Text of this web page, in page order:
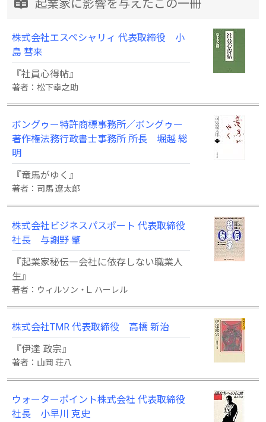
起業家に影響を与えたこの一冊
株式会社エスペシャリィ 代表取締役 小
島 彗来
『社員心得帖』
著者：松下幸之助
ボングゥー特許商標事務所／ボングゥー
著作権法務行政書士事務所 所長 堀越 総
明
『竜馬がゆく』
著者：司馬 遼太郎
株式会社ビジネスパスポート 代表取締役
社長 与謝野 肇
『起業家秘伝―会社に依存しない職業人
生』
著者：ウィルソン・L. ハーレル
株式会社TMR 代表取締役 高橋 新治
『伊達 政宗』
著者：山岡 荘八
ウォーターポイント株式会社 代表取締役
社長 小早川 克史